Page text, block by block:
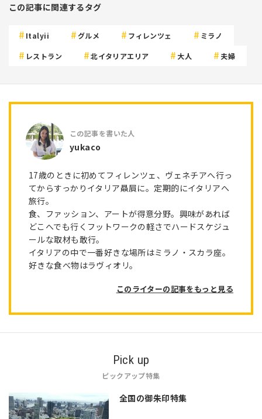
この記事に関連するタグ
Italyii グルメ フィレンツェ ミラノ
レストラン 北イタリアエリア 大人 夫婦
yukaco
17歳のときに初めてフィレンツェ、ヴェネチアへ行っ
てからすっかりイタリア贔屓に。定期的にイタリアへ
旅行。
食、ファッション、アートが得意分野。興味があれば
どこへでも行くフットワークの軽さでハードスケジュ
ールな取材も敢行。
イタリアの中で一番好きな場所はミラノ・スカラ座。
好きな食べ物はラヴィオリ。
このライターの記事をもっと見る
Pick up
ピックアップ特集
全国の御朱印特集